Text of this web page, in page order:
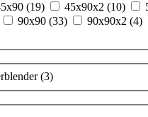
(19) 45x90x2 (10)
90x90 (33) 90x90x2 (4)
(3)